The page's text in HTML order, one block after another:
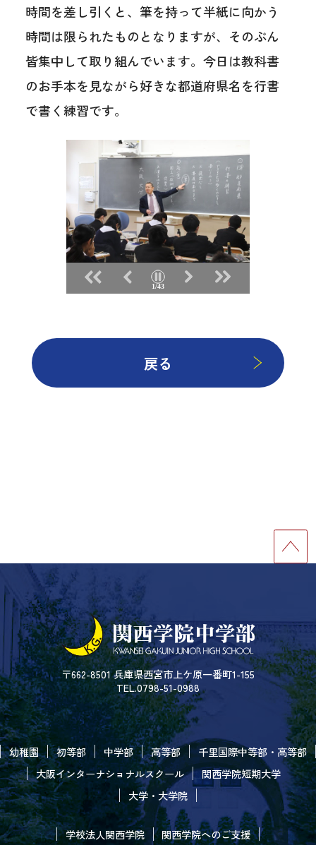
時間を差し引くと、筆を持って半紙に向かう
時間は限られたものとなりますが、そのぶん
皆集中して取り組んでいます。今日は教科書
のお手本を見ながら好きな都道府県名を行書
で書く練習です。
1/43
戻る
〒662-8501 兵庫県西宮市上ケ原一番町1-155
TEL.0798-51-0988
幼稚園 初等部 中学部 高等部
千里国際中等部・高等部
大阪インターナショナルスクール
関西学院短期大学
大学・大学院
学校法人関西学院 関西学院へのご支援